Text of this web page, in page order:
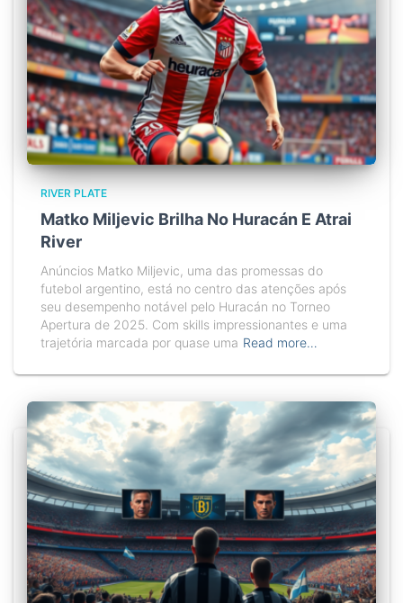
RIVER PLATE
Matko Miljevic Brilha No Huracán E Atrai
River
Anúncios Matko Miljevic, uma das promessas do
futebol argentino, está no centro das atenções após
seu desempenho notável pelo Huracán no Torneo
Apertura de 2025. Com skills impressionantes e uma
trajetória marcada por quase uma Read more…